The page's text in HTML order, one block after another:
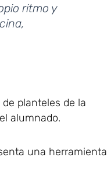
ritmo y
planteles de la
alumnado.
una herramienta